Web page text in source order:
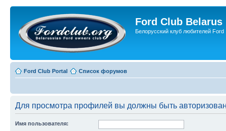
Ford Club Belarus
Белорусский клуб любителей Ford
Ford Club Portal Список форумов
Для просмотра профилей вы должны быть
Имя пользователя: